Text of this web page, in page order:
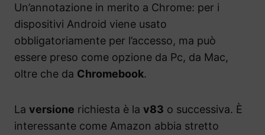
Un’annotazione in merito a Chrome: per i
dispositivi Android viene usato
obbligatoriamente per l’accesso, ma può
essere preso come opzione da Pc, da Mac,
oltre che da Chromebook.
La versione richiesta è la v83 o successiva. È
interessante come Amazon abbia stretto